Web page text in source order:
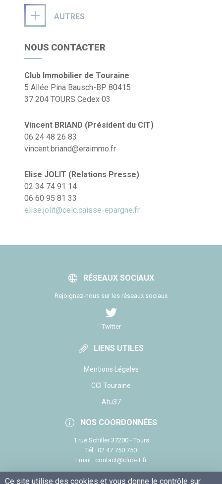
AUTRES
NOUS CONTACTER
Club Immobilier de Touraine
5 Allée Pina Bausch-BP 80415
37 204 TOURS Cedex 03
Vincent BRIAND (Président du CIT)
06 24 48 26 83
vincent.briand@eraimmo.fr
Elise JOLIT (Relations Presse)
02 34 74 91 14
06 60 95 81 33
elise.jolit@celc.caisse-epargne.fr
RÉSEAUX SOCIAUX
Rejoignez-nous sur les réseaux sociaux
Twitter
LIENS UTILES
Mentions Légales
CCI Touraine
Atu37
NOS COORDONNÉES
1 rue Schiller 37200 - Tours
Tél : 02 47 750 750
Email : contact@club-it.fr
Ce site utilise des cookies et vous donne le contrôle sur